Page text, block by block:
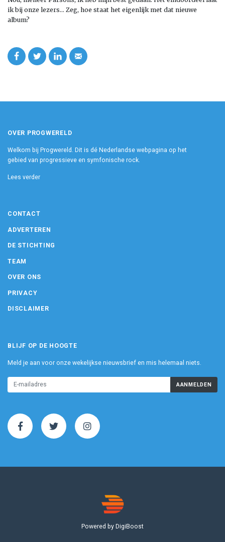
ik bij onze lezers… Zeg, hoe staat het eigenlijk met dat nieuwe
album?
OVER PROGWERELD
Welkom bij Progwereld. Dit is dé Nederlandse webpagina op het
gebied van progressieve en symfonische rock.
Lees verder
CONTACT
ADVERTEREN
DE STICHTING
TEAM
OVER ONS
PRIVACY
DISCLAIMER
BLIJF OP DE HOOGTE
Meld je aan voor onze wekelijkse nieuwsbrief en mis helemaal niets.
AANMELDEN
Powered by DigiBoost